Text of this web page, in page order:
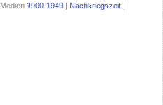
Medien 1900-1949 | Nachkriegszeit |